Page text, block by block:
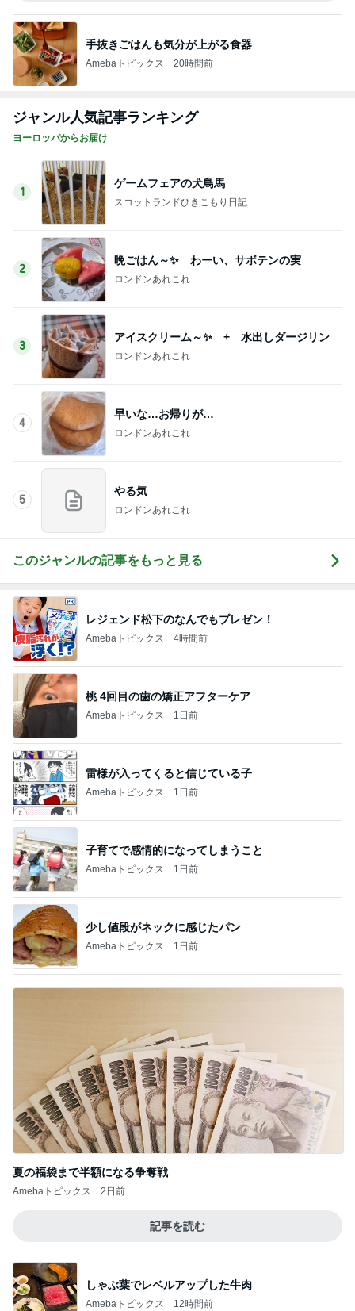
手抜きごはんも気分が上がる食器
Amebaトピックス 20時間前
ジャンル人気記事ランキング
ヨーロッパからお届け
1
ゲームフェアの犬鳥馬
スコットランドひきこもり日記
2
晩ごはん～✨ わーい、サボテンの実
ロンドンあれこれ
3
アイスクリーム～✨ + 水出しダージリン
ロンドンあれこれ
4
早いな…お帰りが…
ロンドンあれこれ
5
やる気
ロンドンあれこれ
このジャンルの記事をもっと見る
レジェンド松下のなんでもプレゼン！
Amebaトピックス 4時間前
桃 4回目の歯の矯正アフターケア
Amebaトピックス 1日前
雷様が入ってくると信じている子
Amebaトピックス 1日前
子育てで感情的になってしまうこと
Amebaトピックス 1日前
少し値段がネックに感じたパン
Amebaトピックス 1日前
夏の福袋まで半額になる争奪戦
Amebaトピックス 2日前
記事を読む
しゃぶ葉でレベルアップした牛肉
Amebaトピックス 12時間前